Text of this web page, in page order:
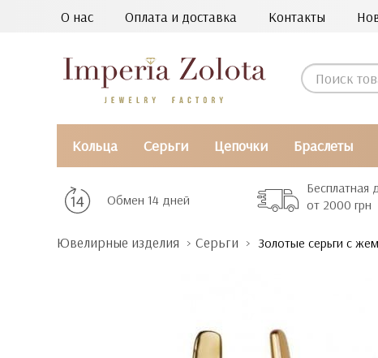
О нас Оплата и доставка Контакты
Кольца Серьги Цепочки Браслеты
Обмен 14 дней
Бесплатная
от 2000 грн
Ювелирные изделия Серьги Золотые серьги с